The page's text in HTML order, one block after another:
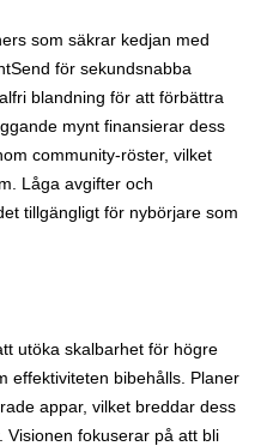
som säkrar kedjan med
för sekundsnabba
blandning för att förbättra
mynt finansierar dess
community-röster, vilket
Låga avgifter och
tillgängligt för nybörjare som
utöka skalbarhet för högre
effektiviteten bibehålls. Planer
appar, vilket breddar dess
fokuserar på att bli